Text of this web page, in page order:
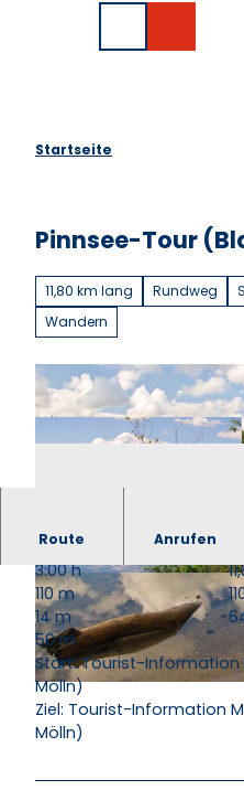
Startseite
Pinnsee-Tour
11,80 km lang Rundweg
Wandern
© Thomas Ebelt
© Johannes Richter |
Route Anrufen
3:00 h
110 m
14 m
50 m
Start: Tourist-Information
Mölln)
Ziel: Tourist-Information
Mölln)